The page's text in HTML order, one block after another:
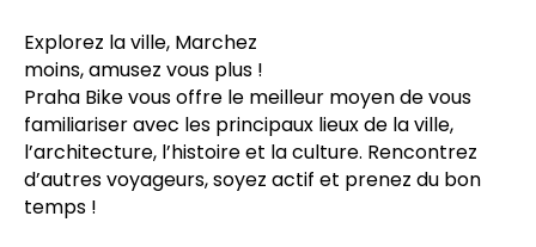
Explorez la ville, Marchez
moins, amusez vous plus !
Praha Bike vous offre le meilleur moyen de vous
familiariser avec les principaux lieux de la ville,
l’architecture, l’histoire et la culture. Rencontrez
d’autres voyageurs, soyez actif et prenez du bon
temps !